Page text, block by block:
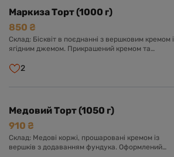
Маркиза Торт (1000 г)
850 ₴
Склад: Бісквіт в поєднанні з вершковим кремом і
ягідним джемом. Прикрашений кремом та
2
Медовий Торт (1050 г)
910 ₴
Склад: Медові коржі, прошаровані кремом із
вершків з додаванням фундука. Оформлений